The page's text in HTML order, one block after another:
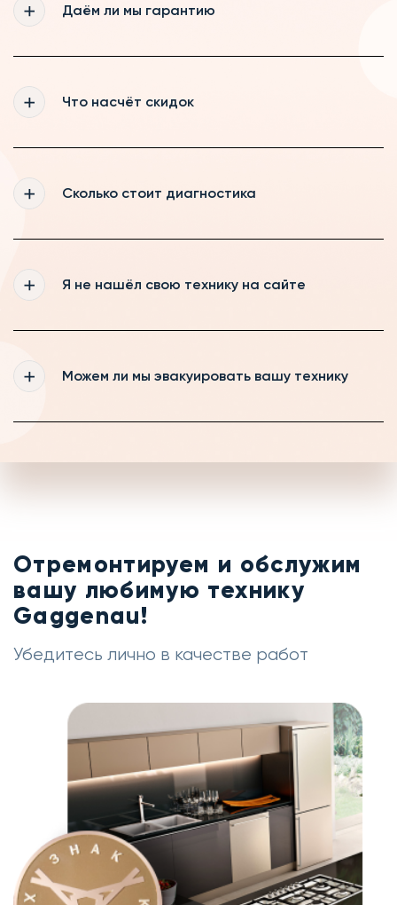
Даём ли мы гарантию
дней на все выполненные нашими
мастерами работы, а так же на запчасти,
Что насчёт скидок
клиентам и пенсионерам
Сколько стоит диагностика
диагностика для Вас будет бесплатной,
если же вы будете забирать технику, то
Я не нашёл свою технику на сайте
удалось найти свою технику, то оставьте
с радостью Вас проконсультирует
Можем ли мы эвакуировать вашу технику
устранить неисправность на месте, то мы
Отремонтируем и обслужим
вашу любимую технику
Gaggenau!
Убедитесь лично в качестве работ